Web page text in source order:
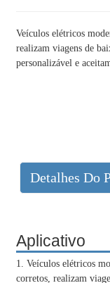
Veículos elétricos
realizam viagens de
personalizável e
Detalhes Do
Aplicativo
1. Veículos elétricos
corretos, realizam